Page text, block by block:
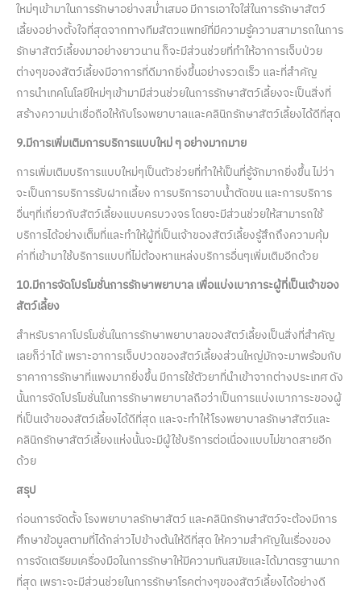
ใหม่ๆเข้ามาในการรักษาอย่างสม่ำเสมอ มีการเอาใจใส่ในการรักษาสัตว์
เลี้ยงอย่างตั้งใจที่สุดจากทางทีมสัตวแพทย์ที่มีความรู้ความสามารถในการ
รักษาสัตว์เลี้ยงมาอย่างยาวนาน ก็จะมีส่วนช่วยที่ทำให้อาการเจ็บป่วย
ต่างๆของสัตว์เลี้ยงมีอาการที่ดีมากยิ่งขึ้นอย่างรวดเร็ว และที่สำคัญ
การนำเทคโนโลยีใหม่ๆเข้ามามีส่วนช่วยในการรักษาสัตว์เลี้ยงจะเป็นสิ่งที่
สร้างความน่าเชื่อถือให้กับโรงพยาบาลและคลินิกรักษาสัตว์เลี้ยงได้ดีที่สุด
9.มีการเพิ่มเติมการบริการแบบใหม่ ๆ อย่างมากมาย
การเพิ่มเติมบริการแบบใหม่ๆเป็นตัวช่วยที่ทำให้เป็นที่รู้จักมากยิ่งขึ้น ไม่ว่า
จะเป็นการบริการรับฝากเลี้ยง การบริการอาบน้ำตัดขน และการบริการ
อื่นๆที่เกี่ยวกับสัตว์เลี้ยงแบบครบวงจร โดยจะมีส่วนช่วยให้สามารถใช้
บริการได้อย่างเต็มที่และทำให้ผู้ที่เป็นเจ้าของสัตว์เลี้ยงรู้สึกถึงความคุ้ม
ค่าที่เข้ามาใช้บริการแบบที่ไม่ต้องหาแหล่งบริการอื่นๆเพิ่มเติมอีกด้วย
10.มีการจัดโปรโมชั่นการรักษาพยาบาล เพื่อแบ่งเบาภาระผู้ที่เป็นเจ้าของ
สัตว์เลี้ยง
สำหรับราคาโปรโมชั่นในการรักษาพยาบาลของสัตว์เลี้ยงเป็นสิ่งที่สำคัญ
เลยก็ว่าได้ เพราะอาการเจ็บปวดของสัตว์เลี้ยงส่วนใหญ่มักจะมาพร้อมกับ
ราคาการรักษาที่แพงมากยิ่งขึ้น มีการใช้ตัวยาที่นำเข้าจากต่างประเทศ ดัง
นั้นการจัดโปรโมชั่นในการรักษาพยาบาลถือว่าเป็นการแบ่งเบาภาระของผู้
ที่เป็นเจ้าของสัตว์เลี้ยงได้ดีที่สุด และจะทำให้โรงพยาบาลรักษาสัตว์และ
คลินิกรักษาสัตว์เลี้ยงแห่งนั้นจะมีผู้ใช้บริการต่อเนื่องแบบไม่ขาดสายอีก
ด้วย
สรุป
ก่อนการจัดตั้ง โรงพยาบาลรักษาสัตว์ และคลินิกรักษาสัตว์จะต้องมีการ
ศึกษาข้อมูลตามที่ได้กล่าวไปข้างต้นให้ดีที่สุด ให้ความสำคัญในเรื่องของ
การจัดเตรียมเครื่องมือในการรักษาให้มีความทันสมัยและได้มาตรฐานมาก
ที่สุด เพราะจะมีส่วนช่วยในการรักษาโรคต่างๆของสัตว์เลี้ยงได้อย่างดี